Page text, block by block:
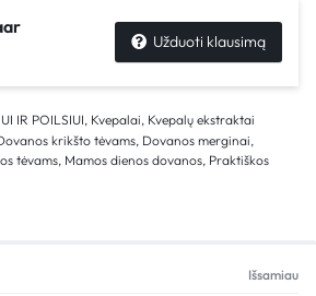
Užduoti klausimą
IR POILSIUI, Kvepalai, Kvepalų ekstraktai
krikšto tėvams, Dovanos merginai,
tėvams, Mamos dienos dovanos, Praktiškos
Išsamiau